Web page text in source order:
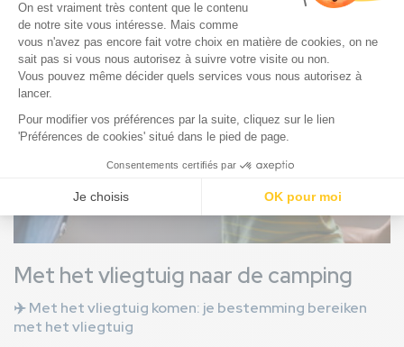
Met het vliegtuig naar de camping
✈️Met het vliegtuig komen: je bestemming bereiken
met het vliegtuig